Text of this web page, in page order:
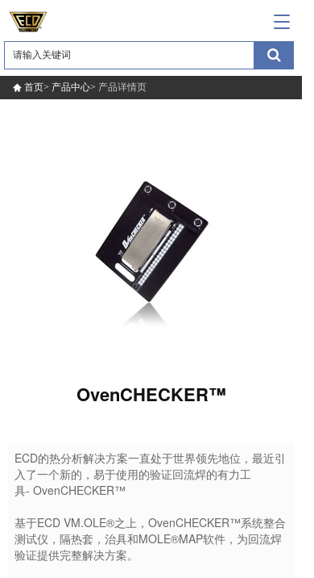
T
o
g
e
首页> 产品中心> 产品详情页
OvenCHECKER™
ECD的热分析解决方案一直处于世界领先地位，最近引
入了一个新的，易于使用的验证回流焊的有力工
具- OvenCHECKER™
基于ECD VM.OLE®之上，OvenCHECKER™系统整合
测试仪，隔热套，治具和MOLE®MAP软件，为回流焊
验证提供完整解决方案。